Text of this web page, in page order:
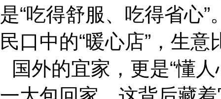
是“吃得舒服、吃得省心
民口中的“暖心店”，生
国外的宜家，更是“懂